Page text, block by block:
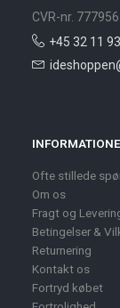
CVR-nr.
+45 32 11
Ofte stillede
Om os
Fragt og
Betingelser &
Returnering
Kontakt os
Fortryd købet